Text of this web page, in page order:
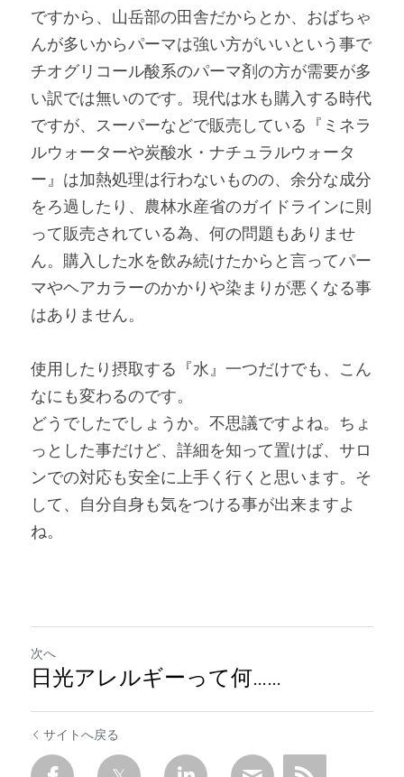
ですから、山岳部の田舎だからとか、おばちゃ
んが多いからパーマは強い方がいいという事で
チオグリコール酸系のパーマ剤の方が需要が多
い訳では無いのです。現代は水も購入する時代
ですが、スーパーなどで販売している『ミネラ
ルウォーターや炭酸水・ナチュラルウォータ
ー』は加熱処理は行わないものの、余分な成分
をろ過したり、農林水産省のガイドラインに則
って販売されている為、何の問題もありませ
ん。購入した水を飲み続けたからと言ってパー
マやヘアカラーのかかりや染まりが悪くなる事
はありません。
使用したり摂取する『水』一つだけでも、こん
なにも変わるのです。
どうでしたでしょうか。不思議ですよね。ちょ
っとした事だけど、詳細を知って置けば、サロ
ンでの対応も安全に上手く行くと思います。そ
して、自分自身も気をつける事が出来ますよ
ね。
次へ
日光アレルギーって何……
サイトへ戻る